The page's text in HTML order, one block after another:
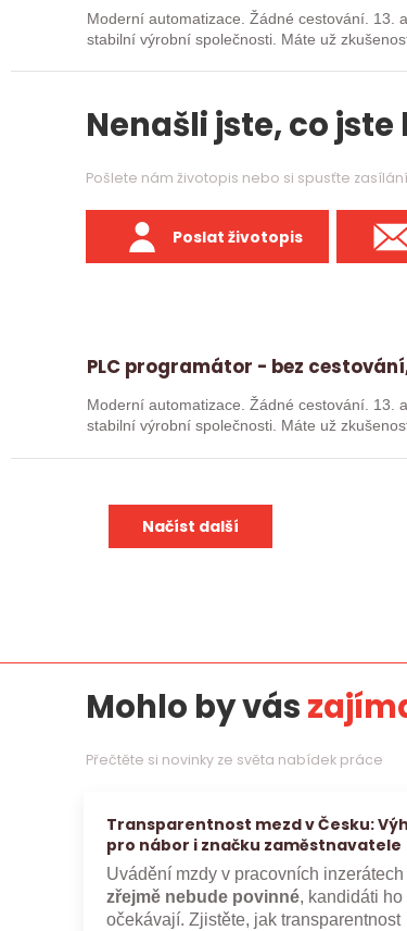
Moderní automatizace. Žádné cestování. 13. a 14. plat. Hledáme posilu k nové
stabilní výrobní
Nenašli jste, co jste
Pošlete nám životopis nebo si spusťte
Poslat životopis
PLC programátor - bez
Moderní automatizace. Žádné cestování. 13. a 14. plat. Hledáme posilu k nové
stabilní výrobní
Načíst další
Mohlo by vás
Přečtěte si novinky ze světa nabídek práce
Transparentnost mezd v Česku:
pro nábor i značku zaměstnavatele
Uvádění mzdy v pracovních
zřejmě nebude povinné, kandidáti ho
očekávají. Zjistěte, jak transparentnost